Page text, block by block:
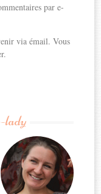
par e-
via émail. Vous
lady